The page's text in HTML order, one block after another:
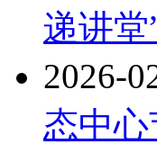
递讲
2026-
态中